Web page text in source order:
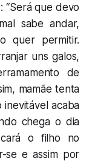
“Será que devo
sabe andar,
quer permitir.
uns galos,
de
mamãe tenta
acaba
chega o dia
o filho no
se e assim por